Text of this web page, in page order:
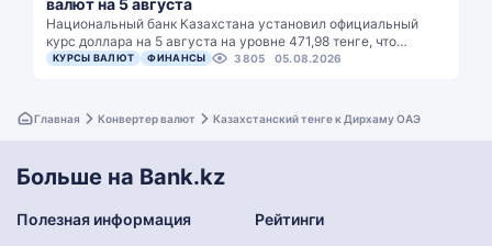
валют на 5 августа
Национальный банк Казахстана установил официальный
курс доллара на 5 августа на уровне 471,98 тенге, что…
КУРСЫ ВАЛЮТ ФИНАНСЫ 3805 05.08.2026
Главная Конвертер валют Казахстанский тенге к Дирхаму ОАЭ
Больше на Bank.kz
Полезная информация Рейтинги